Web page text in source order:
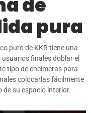
pura
puro de KKR tiene una
usuarios finales doblar el
tipo de encimeras para
colocarlas fácilmente
su espacio interior.